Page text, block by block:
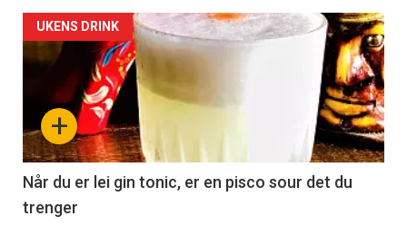
+
UKENS DRINK
Når du er lei gin tonic, er en pisco sour det du
trenger